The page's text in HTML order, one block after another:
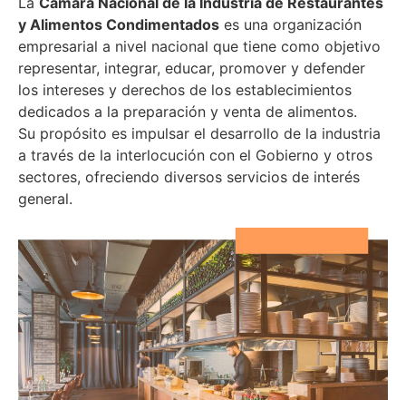
y Alimentos Condimentados es una organización
empresarial a nivel nacional que tiene como objetivo
representar, integrar, educar, promover y defender
los intereses y derechos de los establecimientos
dedicados a la preparación y venta de alimentos.
Su propósito es impulsar el desarrollo de la industria
a través de la interlocución con el Gobierno y otros
sectores, ofreciendo diversos servicios de interés
general.